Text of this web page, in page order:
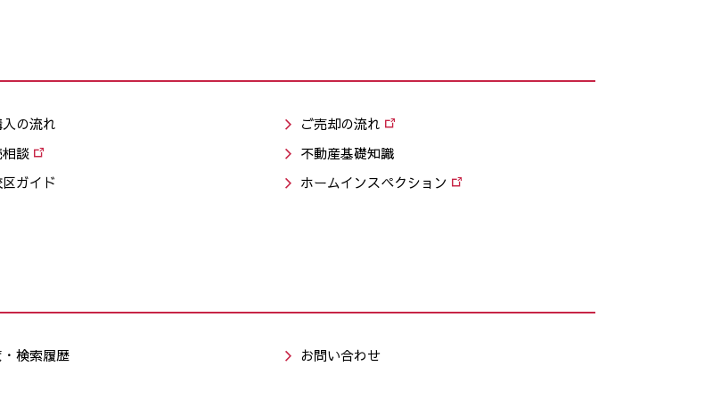
の流れ
ご売却の流れ
談
不動産基礎知識
ガイド ホームインスペクション
検索履歴
お問い合わせ